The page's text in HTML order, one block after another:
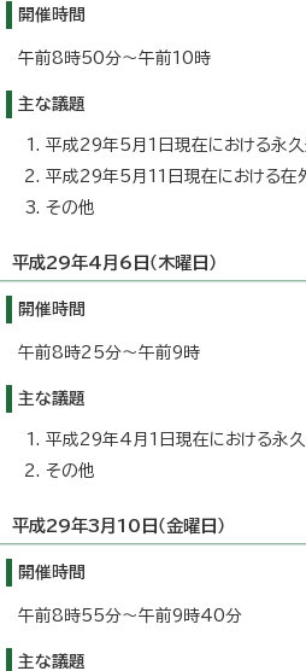
開催時間
午前8時50分～午前10時
主な議題
平成29年5月1日現在における永
平成29年5月11日現在における在
その他
平成29年4月6日（木曜日）
開催時間
午前8時25分～午前9時
主な議題
平成29年4月1日現在における永
その他
平成29年3月10日（金曜日）
開催時間
午前8時55分～午前9時40分
主な議題